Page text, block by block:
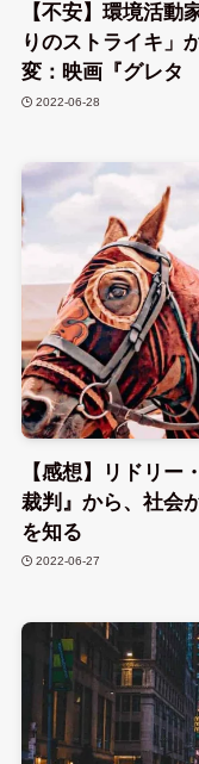
【不安】環境活動
りのストライキ」
変：映画『グレタ
2022-06-28
【感想】リドリー
裁判』から、社会
を知る
2022-06-27